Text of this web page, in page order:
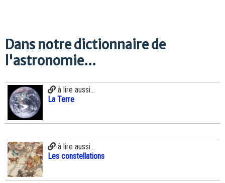
Dans notre dictionnaire de
l'astronomie...
à lire aussi...
La Terre
à lire aussi...
Les constellations